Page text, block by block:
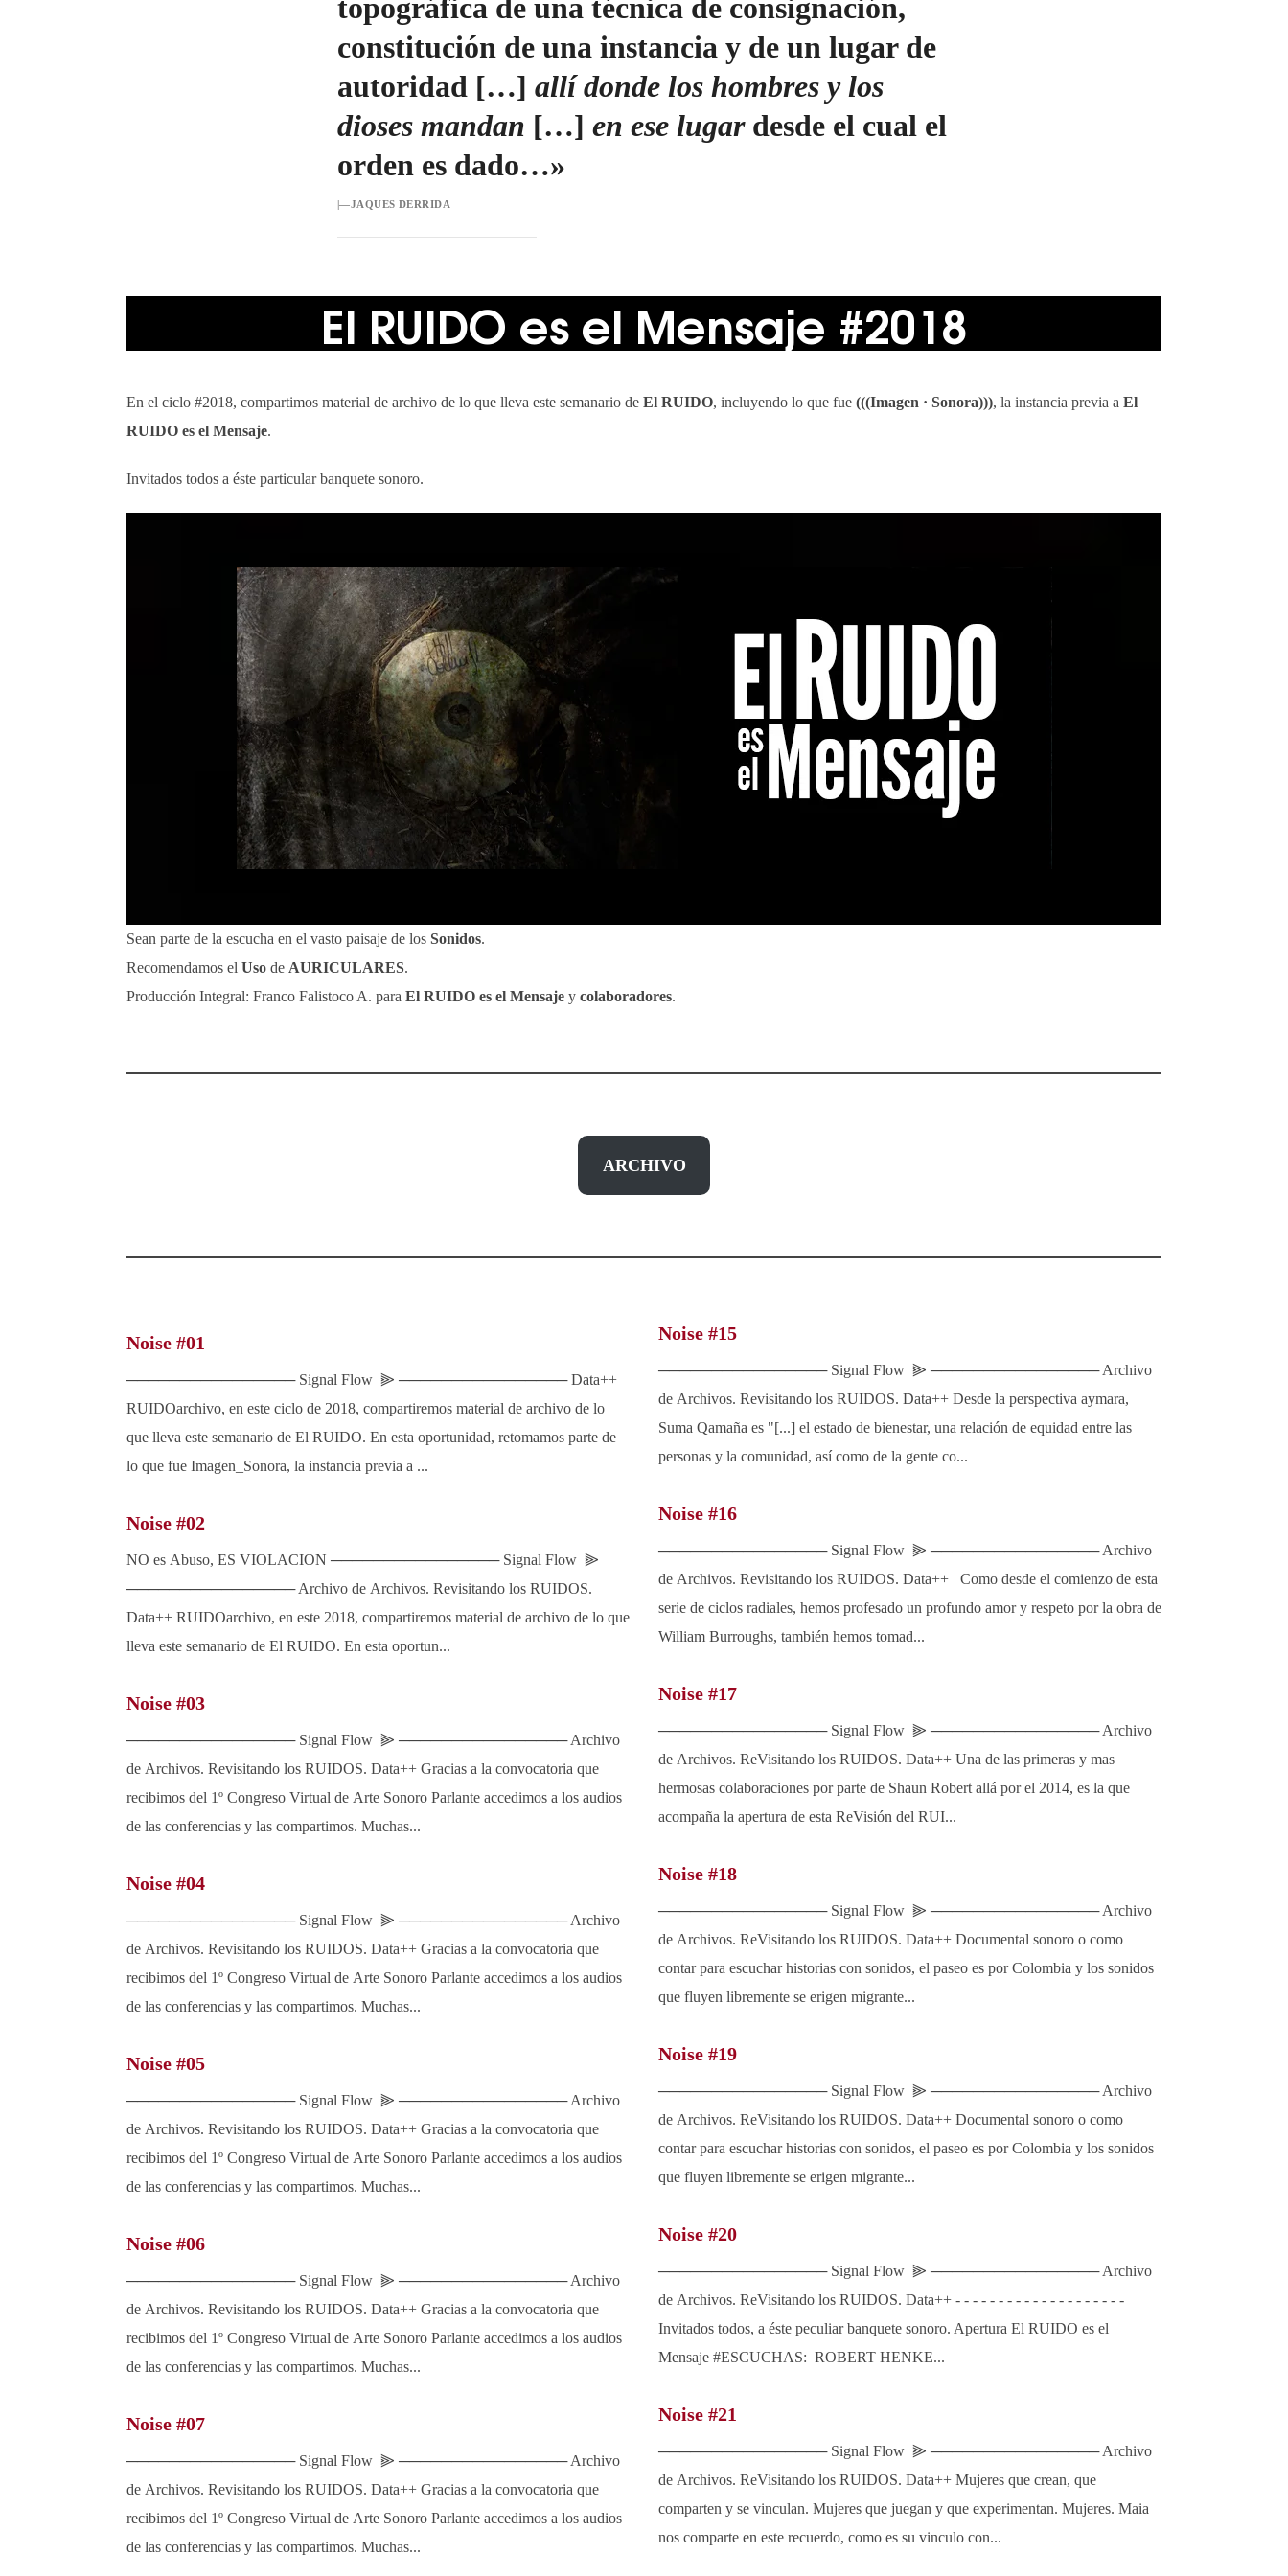
topográfica de una técnica de consignación,
constitución de una instancia y de un lugar de
autoridad […] allí donde los hombres y los
dioses mandan […] en ese lugardesde el cual el
orden es dado…»
|—JAQUES DERRIDA
El RUIDO es el Mensaje #2018
En el ciclo #2018, compartimos material de archivo de lo que lleva este semanario de El RUIDO, incluyendo lo que fue (((Imagen · Sonora))), la instancia previa a El
RUIDO es el Mensaje.
Invitados todos a éste particular banquete sonoro.
Sean parte de la escucha en el vasto paisaje de los Sonidos.
Recomendamos el Uso de AURICULARES.
Producción Integral: Franco Falistoco A. para El RUIDO es el Mensaje y colaboradores.
ARCHIVO
Noise #01
──────────────── Signal Flow ⫸ ──────────────── Data++
RUIDOarchivo, en este ciclo de 2018, compartiremos material de archivo de lo
que lleva este semanario de El RUIDO. En esta oportunidad, retomamos parte de
lo que fue Imagen_Sonora, la instancia previa a ...
Noise #02
NO es Abuso, ES VIOLACION ──────────────── Signal Flow ⫸
──────────────── Archivo de Archivos. Revisitando los RUIDOS.
Data++ RUIDOarchivo, en este 2018, compartiremos material de archivo de lo que
lleva este semanario de El RUIDO. En esta oportun...
Noise #03
──────────────── Signal Flow ⫸ ──────────────── Archivo
de Archivos. Revisitando los RUIDOS. Data++ Gracias a la convocatoria que
recibimos del 1º Congreso Virtual de Arte Sonoro Parlante accedimos a los audios
de las conferencias y las compartimos. Muchas...
Noise #04
──────────────── Signal Flow ⫸ ──────────────── Archivo
de Archivos. Revisitando los RUIDOS. Data++ Gracias a la convocatoria que
recibimos del 1º Congreso Virtual de Arte Sonoro Parlante accedimos a los audios
de las conferencias y las compartimos. Muchas...
Noise #05
──────────────── Signal Flow ⫸ ──────────────── Archivo
de Archivos. Revisitando los RUIDOS. Data++ Gracias a la convocatoria que
recibimos del 1º Congreso Virtual de Arte Sonoro Parlante accedimos a los audios
de las conferencias y las compartimos. Muchas...
Noise #06
──────────────── Signal Flow ⫸ ──────────────── Archivo
de Archivos. Revisitando los RUIDOS. Data++ Gracias a la convocatoria que
recibimos del 1º Congreso Virtual de Arte Sonoro Parlante accedimos a los audios
de las conferencias y las compartimos. Muchas...
Noise #07
──────────────── Signal Flow ⫸ ──────────────── Archivo
de Archivos. Revisitando los RUIDOS. Data++ Gracias a la convocatoria que
recibimos del 1º Congreso Virtual de Arte Sonoro Parlante accedimos a los audios
de las conferencias y las compartimos. Muchas...
Noise #15
──────────────── Signal Flow ⫸ ──────────────── Archivo
de Archivos. Revisitando los RUIDOS. Data++ Desde la perspectiva aymara,
Suma Qamaña es "[...] el estado de bienestar, una relación de equidad entre las
personas y la comunidad, así como de la gente co...
Noise #16
──────────────── Signal Flow ⫸ ──────────────── Archivo
de Archivos. Revisitando los RUIDOS. Data++ Como desde el comienzo de esta
serie de ciclos radiales, hemos profesado un profundo amor y respeto por la obra de
William Burroughs, también hemos tomad...
Noise #17
──────────────── Signal Flow ⫸ ──────────────── Archivo
de Archivos. ReVisitando los RUIDOS. Data++ Una de las primeras y mas
hermosas colaboraciones por parte de Shaun Robert allá por el 2014, es la que
acompaña la apertura de esta ReVisión del RUI...
Noise #18
──────────────── Signal Flow ⫸ ──────────────── Archivo
de Archivos. ReVisitando los RUIDOS. Data++ Documental sonoro o como
contar para escuchar historias con sonidos, el paseo es por Colombia y los sonidos
que fluyen libremente se erigen migrante...
Noise #19
──────────────── Signal Flow ⫸ ──────────────── Archivo
de Archivos. ReVisitando los RUIDOS. Data++ Documental sonoro o como
contar para escuchar historias con sonidos, el paseo es por Colombia y los sonidos
que fluyen libremente se erigen migrante...
Noise #20
──────────────── Signal Flow ⫸ ──────────────── Archivo
de Archivos. ReVisitando los RUIDOS. Data++ - - - - - - - - - - - - - - - - - - - -
Invitados todos, a éste peculiar banquete sonoro. Apertura El RUIDO es el
Mensaje #ESCUCHAS: ROBERT HENKE...
Noise #21
──────────────── Signal Flow ⫸ ──────────────── Archivo
de Archivos. ReVisitando los RUIDOS. Data++ Mujeres que crean, que
comparten y se vinculan. Mujeres que juegan y que experimentan. Mujeres. Maia
nos comparte en este recuerdo, como es su vinculo con...